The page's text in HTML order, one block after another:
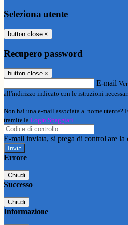
Seleziona utente
button close ×
Recupero password
button close ×
E-mail
all'indirizzo indicato con le istruzioni
Non hai una e-mail associata al nome utente?
tramite la Login Spaggiari
E-mail inviata, si prega di controllare la
Errore
Chiudi
Successo
Chiudi
Informazione